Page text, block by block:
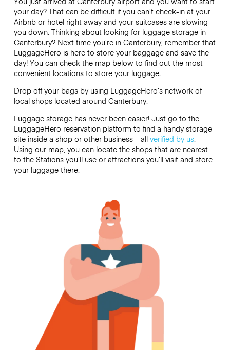
your day? That can be difficult if you can’t check-in at your
Airbnb or hotel right away and your suitcases are slowing
you down. Thinking about looking for luggage storage in
Canterbury? Next time you’re in Canterbury, remember that
LuggageHero is here to store your baggage and save the
day! You can check the map below to find out the most
convenient locations to store your luggage.
Drop off your bags by using LuggageHero’s network of
local shops located around Canterbury.
Luggage storage has never been easier! Just go to the
LuggageHero reservation platform to find a handy storage
site inside a shop or other business – all verified by us.
Using our map, you can locate the shops that are nearest
to the Stations you’ll use or attractions you’ll visit and store
your luggage there.